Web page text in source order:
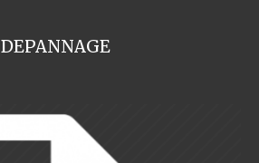
DEPANNAGE